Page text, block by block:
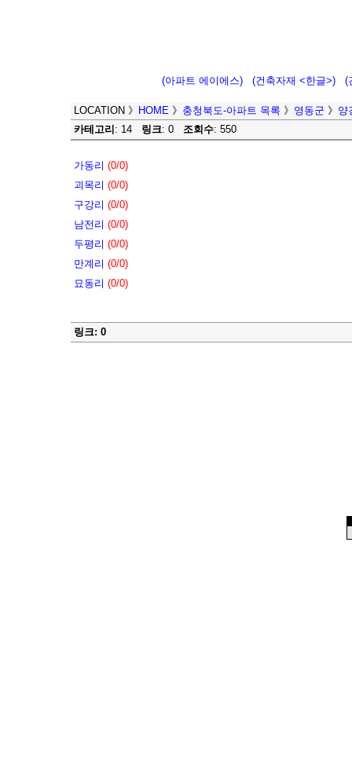
(아파트 에이에스) (건축자재 <한글>) (
LOCATION 》 HOME 》 충청북도-아파트 목록 》 영동군 》 양
카테고리 : 14 링크: 0 조회수: 550
가동리 (0/0)
괴목리 (0/0)
구강리 (0/0)
남전리 (0/0)
두평리 (0/0)
만계리 (0/0)
묘동리 (0/0)
링크: 0